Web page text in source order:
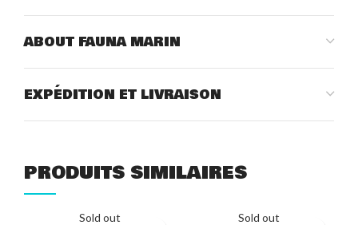
ABOUT FAUNA MARIN
EXPÉDITION ET LIVRAISON
PRODUITS SIMILAIRES
Sold out Sold out